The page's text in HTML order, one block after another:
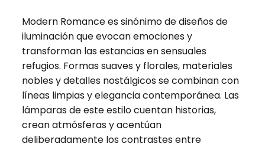
Modern Romance es sinónimo de diseños de
iluminación que evocan emociones y
transforman las estancias en sensuales
refugios. Formas suaves y florales, materiales
nobles y detalles nostálgicos se combinan con
líneas limpias y elegancia contemporánea. Las
lámparas de este estilo cuentan historias,
crean atmósferas y acentúan
deliberadamente los contrastes entre